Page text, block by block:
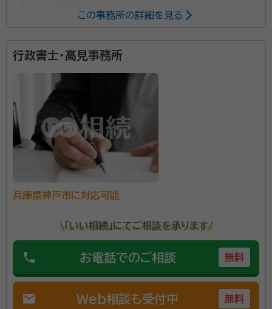
馬場 敏彰（ばば としあき）
当事務所は相続、遺言書作成、遺産分割、成年後見、家
族信託など、相談や遺言手続のサポートを行っておりま
す。 相続発生後の膨大な相続手続一式の代行、争わせ
ない・無効にならない遺言書作成、認知症や障がい者の
方の後見人活用支援等終活のことなら、是非ご相談くだ
す。 法律と福祉の専門知識を活かし、各専門家と連携
行政書士、社会福祉士
所属団体： 兵庫県行政書士会、日本社会福祉士会など
この事務所の詳細を見る
行政書士・高見事務所
兵庫県神戸市に対応可能
\「いい相続」にてご相談を承ります/
phone お電話でのご相談 無料
mail Web相談も受付中 無料